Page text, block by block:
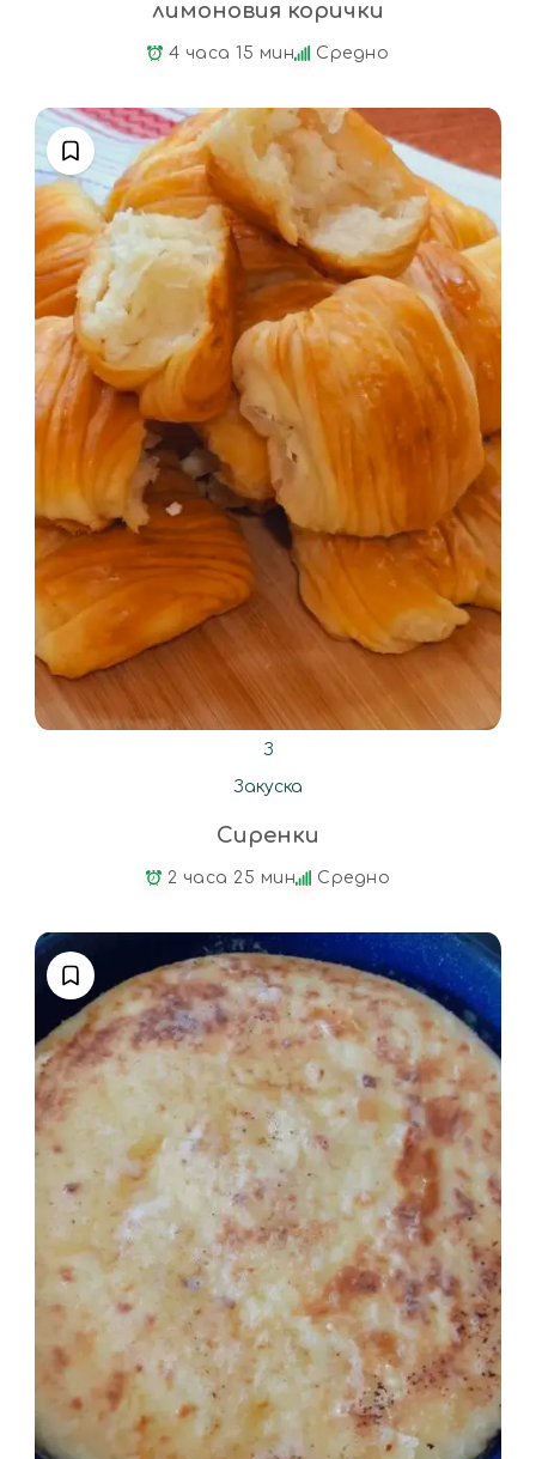
лимоновия корички
4 часа 15 мин Средно
З
Закуска
Сиренки
2 часа 25 мин Средно